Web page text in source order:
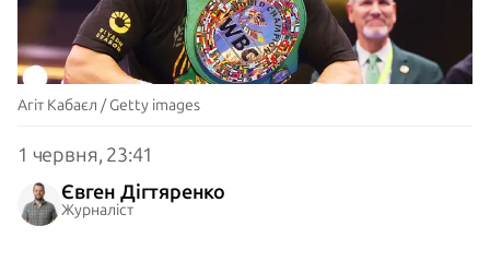
Агіт Кабаєл / Getty images
1 червня, 23:41
Євген Дігтяренко
Журналіст